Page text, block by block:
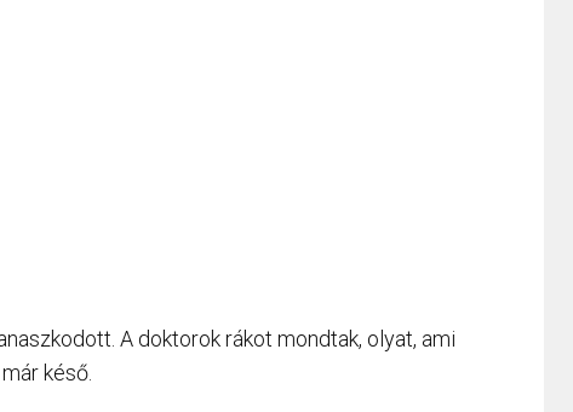
A doktorok rákot mondtak, olyat, ami
késő.